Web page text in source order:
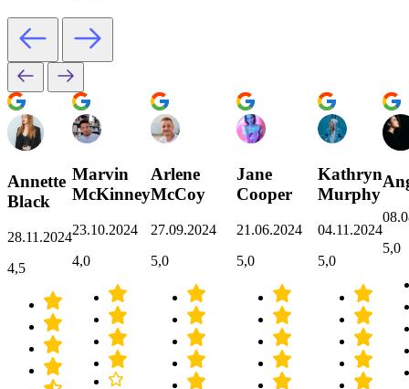
Annette
Black
28.11.2024
4,5
Marvin
McKinney
23.10.2024
4,0
Arlene
McCoy
27.09.2024
5,0
Jane
Cooper
21.06.2024
5,0
Kathryn
Murphy
04.11.2024
5,0
5,0